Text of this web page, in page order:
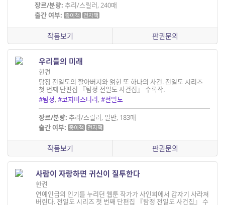
장르/분량: 추리/스릴러, 240매
출간 여부: 종이책 전자책
작품보기 판권문의
우리들의 미래
한켠
탐정 전일도의 할아버지와 얽힌 또 하나의 사건. 전일도 시리즈
첫 번째 단편집 『탐정 전일도 사건집』 수록작.
#탐정,#코지미스터리,#전일도
장르/분량: 추리/스릴러, 일반, 183매
출간 여부: 종이책 전자책
작품보기 판권문의
사람이 자랑하면 귀신이 질투한다
한켠
연예인급의 인기를 누리던 웹툰 작가가 사인회에서 갑자기 사라져
버린다. 전일도 시리즈 첫 번째 단편집 『탐정 전일도 사건집』 수